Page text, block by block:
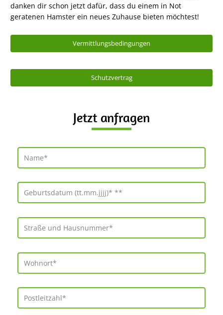
danken dir schon jetzt dafür, dass du einem in Not
geratenen Hamster ein neues Zuhause bieten möchtest!
Vermittlungsbedingungen
Schutzvertrag
Jetzt anfragen